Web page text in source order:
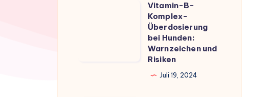
Vitamin-B-
Komplex-
Überdosierung
bei Hunden:
Warnzeichen und
Risiken
Juli 19, 2024